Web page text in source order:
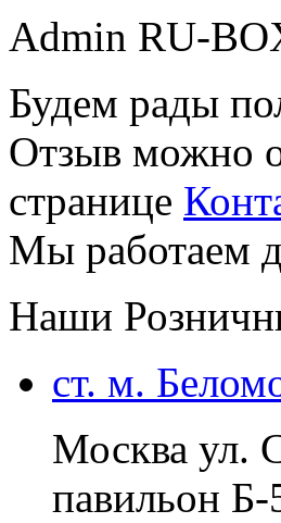
Admin RU-
Будем рады
Отзыв можно
странице
Мы работаем
Наши
ст. м.
Москва ул.
павильон Б-